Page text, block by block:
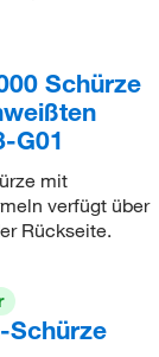
Schürze
G01
mit
verfügt über
Rückseite.
Schürze